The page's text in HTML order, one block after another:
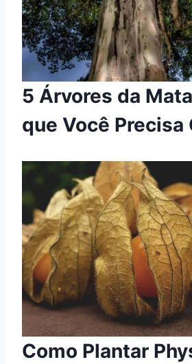
5 Árvores da
que Você Precisa
Como Plantar